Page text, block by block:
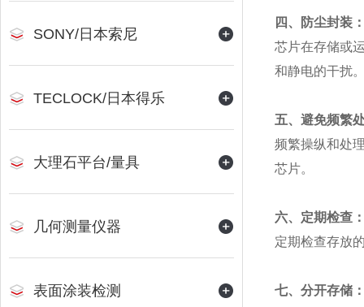
SONY/日本索尼
TECLOCK/日本得乐
大理石平台/量具
几何测量仪器
表面涂装检测
四、防尘封装
芯片在存储或
和静电的干扰
五、避免频繁
频繁操纵和处
芯片。
六、定期检查
定期检查存放
七、分开存储